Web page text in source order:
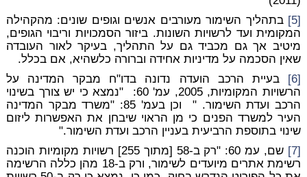
[5]
בתהליך השימור מעורבים אנשים וגופים שונים: מהקהילה
המקומית ועד לרשויות השונות. ביזור הסמכויות וריבוי הגופים,
מיטיב אך גם מכביד גם על התהליך, בעיקר לאור העובדה
שאין הסכמה על מדיניות אחידה וברורה כלשהיא, אם בכלל.
[6]
בעיית הרכב הועדה נדונה בדו"ח מבקר המדינה על
הרשויות המקומיות, 2005, עמ' 60: "נמצא כי יש צורך בשינוי
הרכב ועדת השימור. " וכן בעמ' 85: "משרד מבקר המדינה
העיר למשרד הפנים כי מן הראוי שיבחן את האפשרות ליזום
שינוי בתוספת הרביעית בעניין הרכב ועדת השימור."
[7]
שם, עמ 60: "רק ב-58 [מתוך 255] רשויות מקומיות הוכנה
רשימת אתרים מיועדים לשימור, ורק ב-18 מהן כללה הרשימה